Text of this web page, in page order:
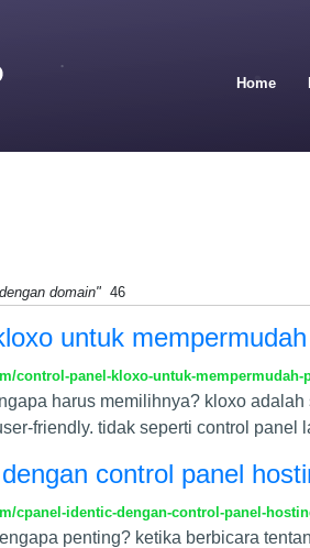
Home
domain" 46
untuk
control-panel-kloxo-untuk-
harus memilihnya? kloxo
friendly. tidak seperti control panel
control panel
cpanel-identic-dengan-control-panel-
penting? ketika berbicara